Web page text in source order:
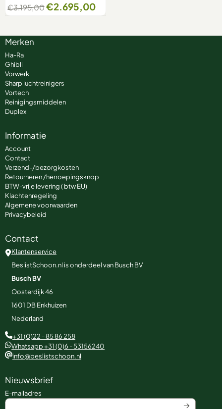
€3.195,00€2.695,00
Merken
Ha-Ra
Ghibli
Vorwerk
Sharp luchtreinigers
Vortech
Reinigingsmiddelen
Duplex
Informatie
Account
Contact
Verzend-/bezorgkosten
Retourneren /herroepingsknop
BTW-vrije levering ( btw EU)
Klachtenregeling
Algemene voorwaarden
Privacybeleid
Contact
Klantenservice
BeslistSchoon.nl is onderdeel van Busch BV
Busch BV
Oosterdijk 46
1601 DBEnkhuizen
Nederland
+31 (0)22 - 85 86 258
Whatsapp +31 (0)6 - 53156240
info@beslistschoon.nl
Nieuwsbrief
E-mailadres